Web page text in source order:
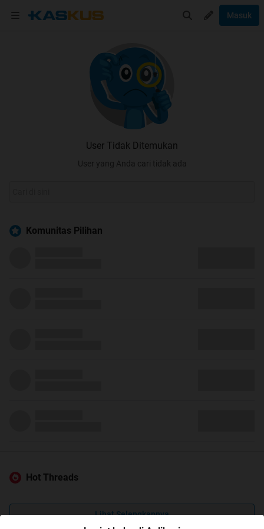
Masuk
User Tidak Ditemukan
User yang Anda cari tidak ada
Komunitas Pilihan
Hot Threads
Lihat Selengkapnya